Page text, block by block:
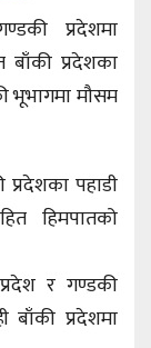
प्रदेशमा
प्रदेशका
भूभागमा मौसम
पहाडी
हिमपातको
र गण्डकी
बाँकी प्रदेशमा